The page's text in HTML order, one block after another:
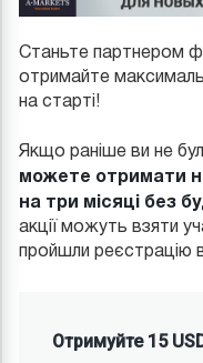
Станьте партнером
отримайте
на старті!
Якщо раніше ви не
можете отримати
на три місяці без
акції можуть взяти
пройшли реєстрацію в
Отримуйте 15